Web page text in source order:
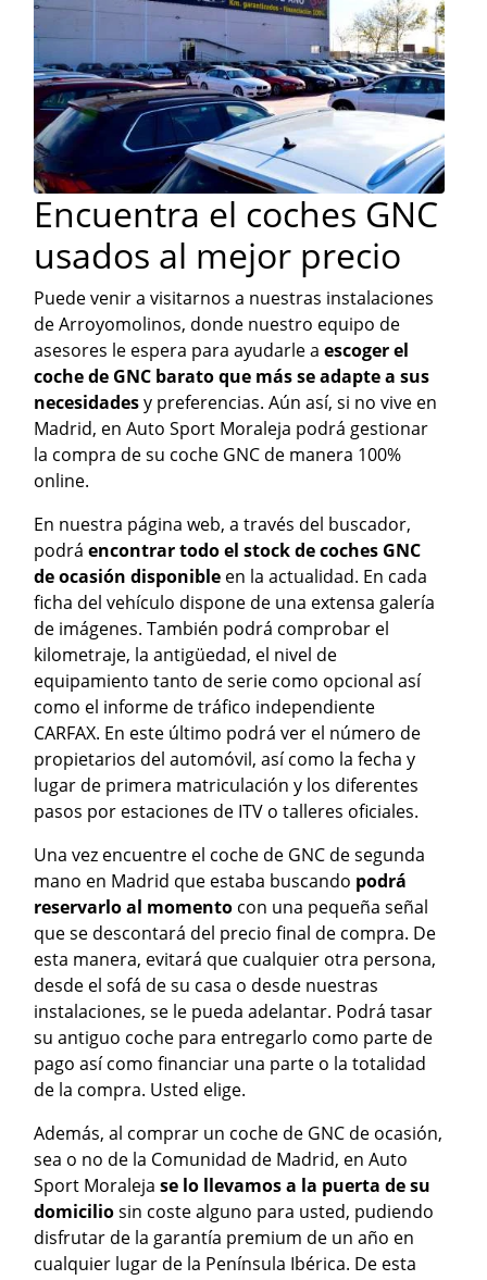
Encuentra el coches GNC
usados al mejor precio
Puede venir a visitarnos a nuestras instalaciones
de Arroyomolinos, donde nuestro equipo de
asesores le espera para ayudarle a escoger el
coche de GNC barato que más se adapte a sus
necesidadesy preferencias. Aún así, si no vive en
Madrid, en Auto Sport Moraleja podrá gestionar
la compra de su coche GNC de manera 100%
online.
En nuestra página web, a través del buscador,
podrá encontrar todo el stock de coches GNC
de ocasión disponible en la actualidad. En cada
ficha del vehículo dispone de una extensa galería
de imágenes. También podrá comprobar el
kilometraje, la antigüedad, el nivel de
equipamiento tanto de serie como opcional así
como el informe de tráfico independiente
CARFAX. En este último podrá ver el número de
propietarios del automóvil, así como la fecha y
lugar de primera matriculación y los diferentes
pasos por estaciones de ITV o talleres oficiales.
Una vez encuentre el coche de GNC de segunda
mano en Madrid que estaba buscando podrá
reservarlo al momento con una pequeña señal
que se descontará del precio final de compra. De
esta manera, evitará que cualquier otra persona,
desde el sofá de su casa o desde nuestras
instalaciones, se le pueda adelantar. Podrá tasar
su antiguo coche para entregarlo como parte de
pago así como financiar una parte o la totalidad
de la compra. Usted elige.
Además, al comprar un coche de GNC de ocasión,
sea o no de la Comunidad de Madrid, en Auto
Sport Moraleja se lo llevamos a la puerta de su
domiciliosin coste alguno para usted, pudiendo
disfrutar de la garantía premium de un año en
cualquier lugar de la Península Ibérica. De esta